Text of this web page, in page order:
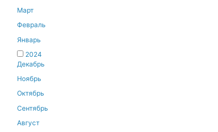
Март
Февраль
Январь
2024
Декабрь
Ноябрь
Октябрь
Сентябрь
Август